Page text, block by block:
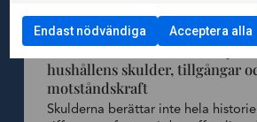
2026-06-04 Publikationer
Bortom skuldkvoten – en
hushållens skulder, tillgångar
motståndskraft
Skulderna berättar inte hela
Endast nödvändiga Acceptera alla